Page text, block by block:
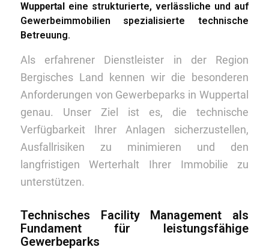
Wuppertaleine strukturierte, verlässliche und auf
Gewerbeimmobilien spezialisierte technische
Betreuung.
Als erfahrener Dienstleister in der Region
Bergisches Land kennen wir die besonderen
Anforderungen von Gewerbeparks in Wuppertal
genau. Unser Ziel ist es, die technische
Verfügbarkeit Ihrer Anlagen sicherzustellen,
Ausfallrisiken zu minimieren und den
langfristigen Werterhalt Ihrer Immobilie zu
unterstützen.
Technisches Facility Management als
Fundament für leistungsfähige
Gewerbeparks